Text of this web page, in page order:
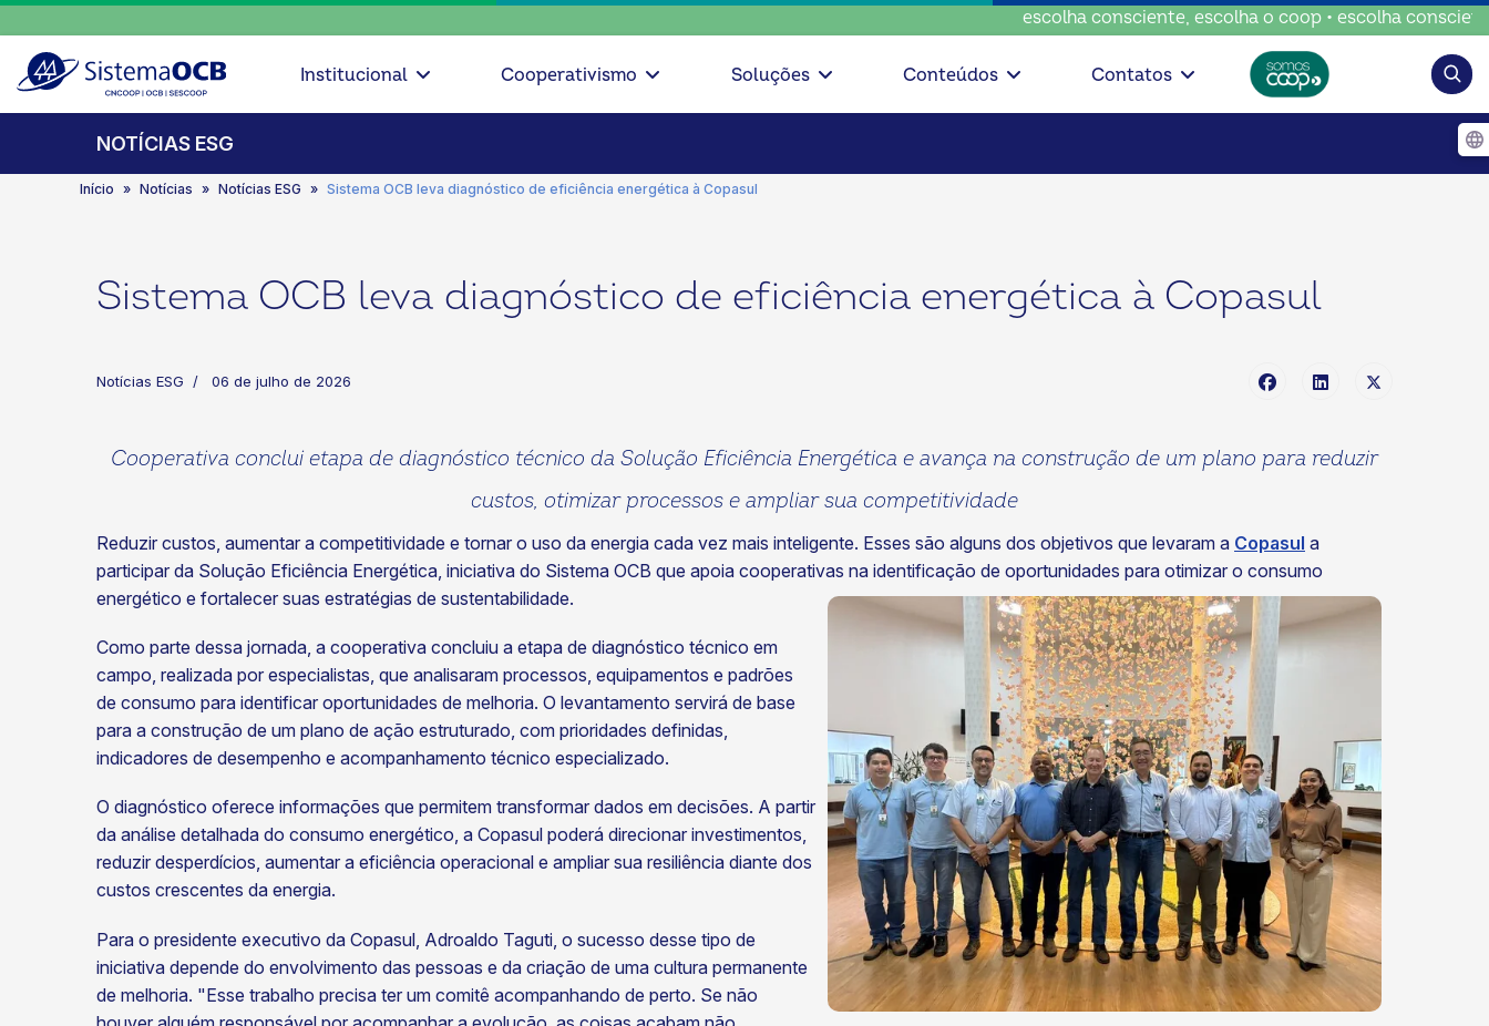
escolha consciente, escolha o coop • escolha consciente,
Institucional Cooperativismo Soluções Conteúdos Contatos
NOTÍCIAS ESG
Início Notícias Notícias ESG Sistema OCB leva diagnóstico de eficiência energética à Copasul
Sistema OCB leva diagnóstico de eficiência energética à Copasul
Notícias ESG 06 de julho de 2026
Cooperativa conclui etapa de diagnóstico técnico da Solução Eficiência Energética e avança na construção de um plano para reduzir
custos, otimizar processos e ampliar sua competitividade
Reduzir custos, aumentar a competitividade e tornar o uso da energia cada vez mais inteligente. Esses são alguns dos objetivos que levaram a Copasul a
participar da Solução Eficiência Energética, iniciativa do Sistema OCB que apoia cooperativas na identificação de oportunidades para otimizar o consumo
energético e fortalecer suas estratégias de sustentabilidade.
Como parte dessa jornada, a cooperativa concluiu a etapa de diagnóstico técnico em
campo, realizada por especialistas, que analisaram processos, equipamentos e padrões
de consumo para identificar oportunidades de melhoria. O levantamento servirá de base
para a construção de um plano de ação estruturado, com prioridades definidas,
indicadores de desempenho e acompanhamento técnico especializado.
O diagnóstico oferece informações que permitem transformar dados em decisões. A partir
da análise detalhada do consumo energético, a Copasul poderá direcionar investimentos,
reduzir desperdícios, aumentar a eficiência operacional e ampliar sua resiliência diante dos
custos crescentes da energia.
Para o presidente executivo da Copasul, Adroaldo Taguti, o sucesso desse tipo de
iniciativa depende do envolvimento das pessoas e da criação de uma cultura permanente
de melhoria. "Esse trabalho precisa ter um comitê acompanhando de perto. Se não